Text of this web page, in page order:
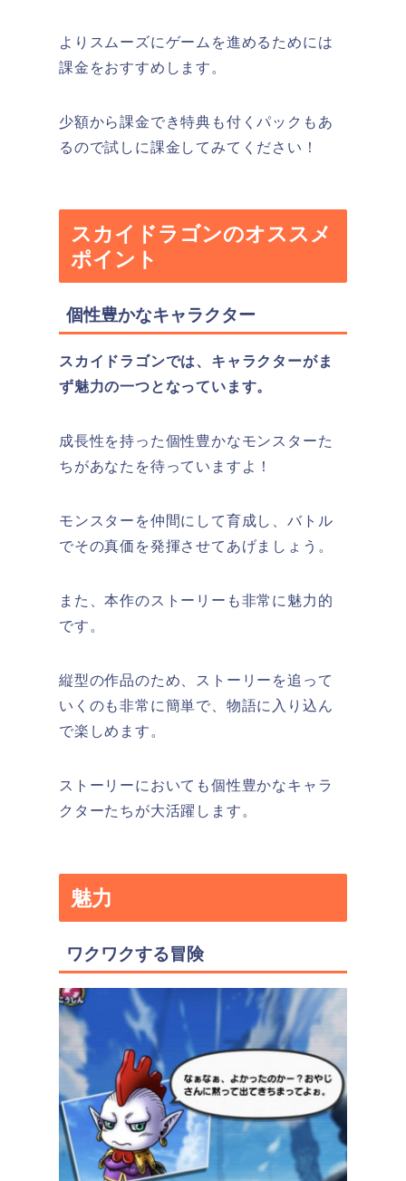
よりスムーズにゲームを進めるためには
課金をおすすめします。
少額から課金でき特典も付くパックもあ
るので試しに課金してみてください！
スカイドラゴンのオススメ
ポイント
個性豊かなキャラクター
スカイドラゴンでは、キャラクターがま
ず魅力の一つとなっています。
成長性を持った個性豊かなモンスターた
ちがあなたを待っていますよ！
モンスターを仲間にして育成し、バトル
でその真価を発揮させてあげましょう。
また、本作のストーリーも非常に魅力的
です。
縦型の作品のため、ストーリーを追って
いくのも非常に簡単で、物語に入り込ん
で楽しめます。
ストーリーにおいても個性豊かなキャラ
クターたちが大活躍します。
魅力
ワクワクする冒険